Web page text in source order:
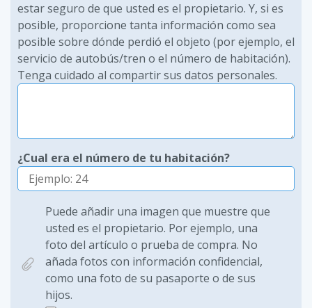
estar seguro de que usted es el propietario. Y, si es
posible, proporcione tanta información como sea
posible sobre dónde perdió el objeto (por ejemplo, el
servicio de autobús/tren o el número de habitación).
Tenga cuidado al compartir sus datos personales.
¿Cual era el número de tu habitación?
Puede añadir una imagen que muestre que
usted es el propietario. Por ejemplo, una
foto del artículo o prueba de compra. No
añada fotos con información confidencial,
como una foto de su pasaporte o de sus
hijos.